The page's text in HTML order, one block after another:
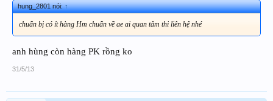
hung_2801 nói:↑
chuẩn bị có ít hàng Hm chuẩn về ae ai quan tâm thi liên hệ nhé
anh hùng còn hàng PK rồng ko
31/5/13